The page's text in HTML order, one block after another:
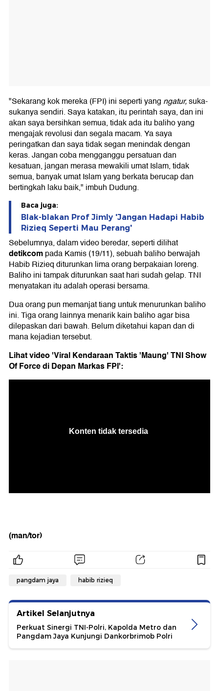
"Sekarang kok mereka (FPI) ini seperti yang ngatur,suka-
sukanya sendiri. Saya katakan, itu perintah saya, dan ini
akan saya bersihkan semua, tidak ada itu baliho yang
mengajak revolusi dan segala macam. Ya saya
peringatkan dan saya tidak segan menindak dengan
keras. Jangan coba mengganggu persatuan dan
kesatuan, jangan merasa mewakili umat Islam, tidak
semua, banyak umat Islam yang berkata berucap dan
bertingkah laku baik," imbuh Dudung.
Baca juga:
Blak-blakan Prof Jimly 'Jangan Hadapi Habib
Rizieq Seperti Mau Perang'
Sebelumnya, dalam video beredar, seperti dilihat
detikcompada Kamis (19/11), sebuah baliho berwajah
Habib Rizieq diturunkan lima orang berpakaian loreng.
Baliho ini tampak diturunkan saat hari sudah gelap. TNI
menyatakan itu adalah operasi bersama.
Dua orang pun memanjat tiang untuk menurunkan baliho
ini. Tiga orang lainnya menarik kain baliho agar bisa
dilepaskan dari bawah. Belum diketahui kapan dan di
mana kejadian tersebut.
Lihat video 'Viral Kendaraan Taktis 'Maung' TNI Show
Of Force di Depan Markas FPI':
(man/tor)
pangdam jaya habib rizieq
Artikel Selanjutnya
Perkuat Sinergi TNI-Polri, Kapolda Metro dan
Pangdam Jaya Kunjungi Dankorbrimob Polri